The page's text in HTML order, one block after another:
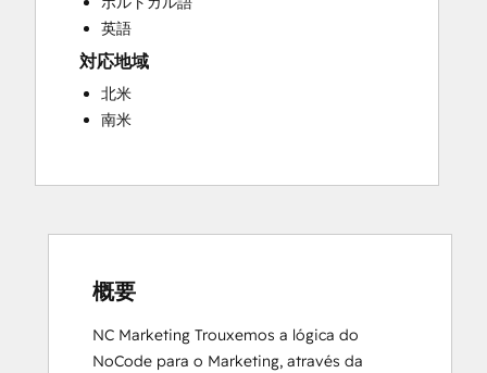
Sales Enablement
Search Engine Optimization
Social Media
Website Design
Website Development
英語
対応地域
北米
南米
概要
NC Marketing Trouxemos a lógica do
NoCode para o Marketing, através da